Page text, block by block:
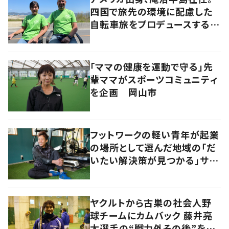
四国で旅先の環境に配慮した
自転車旅をプロデュースする
「ママの健康を運動で守る」先
輩ママがスポーツコミュニティ
を企画 岡山市
フットワークの軽い青年が起業
の場所として選んだ地域の「だ
いたい解決策が見つかる」サイ
ヤクルトから古巣の社会人野
球チームにカムバック 藤井亮